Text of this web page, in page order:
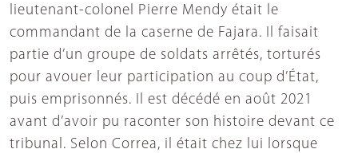
lieutenant-colonel Pierre Mendy était le
commandant de la caserne de Fajara. Il faisait
partie d’un groupe de soldats arrêtés, torturés
pour avouer leur participation au coup d’État,
puis emprisonnés. Il est décédé en août 2021
avant d’avoir pu raconter son histoire devant ce
tribunal. Selon Correa, il était chez lui lorsque